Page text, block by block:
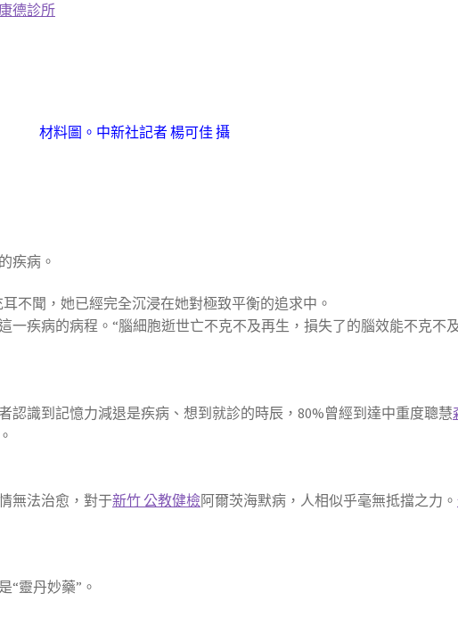
康德診所
材料圖。中新社記者 楊可佳 攝
疾病。
不聞，她已經完全沉浸在她對極致平衡的追求中。
一疾病的病程。“腦細胞逝世亡不克不及再生，損失了的腦效能不克不
認識到記憶力減退是疾病、想到就診的時辰，80%曾經到達中重度聰慧
無法治愈，對于新竹 公教健檢阿爾茨海默病，人相似乎毫無抵擋之力。
“靈丹妙藥”。